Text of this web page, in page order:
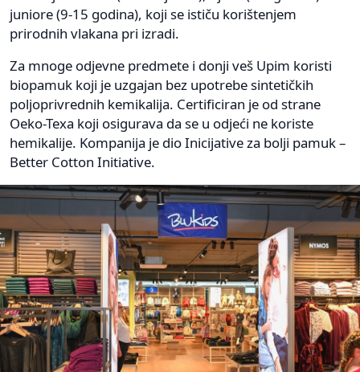
juniore (9-15 godina), koji se ističu korištenjem
prirodnih vlakana pri izradi.
Za mnoge odjevne predmete i donji veš Upim koristi
biopamuk koji je uzgajan bez upotrebe sintetičkih
poljoprivrednih kemikalija. Certificiran je od strane
Oeko-Texa koji osigurava da se u odjeći ne koriste
hemikalije. Kompanija je dio Inicijative za bolji pamuk –
Better Cotton Initiative.